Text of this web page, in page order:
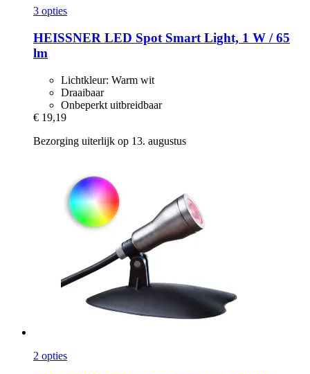
3 opties
HEISSNER LED Spot Smart Light, 1 W / 65
lm
Lichtkleur: Warm wit
Draaibaar
Onbeperkt uitbreidbaar
€ 19,19
Bezorging uiterlijk op 13. augustus
2 opties